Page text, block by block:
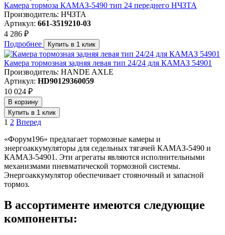
Камера тормоза КАМАЗ-5490 тип 24 переднего НЧЗТА
Производитель: НЧЗТА
Артикул: 661-3519210-03
4 286 ₽
Подробнее
Купить в 1 клик
Камера тормозная задняя левая тип 24/24 для КАМАЗ 54901
Производитель: HANDE AXLE
Артикул: HD90129360059
10 024 ₽
В корзину
Купить в 1 клик
1 2 Вперед
«Форум196» предлагает тормозные камеры и
энергоаккумуляторы для седельных тягачей КАМАЗ-5490 и
КАМАЗ-54901. Эти агрегаты являются исполнительными
механизмами пневматической тормозной системы.
Энергоаккумулятор обеспечивает стояночный и запасной
тормоз.
В ассортименте имеются следующие
компоненты: